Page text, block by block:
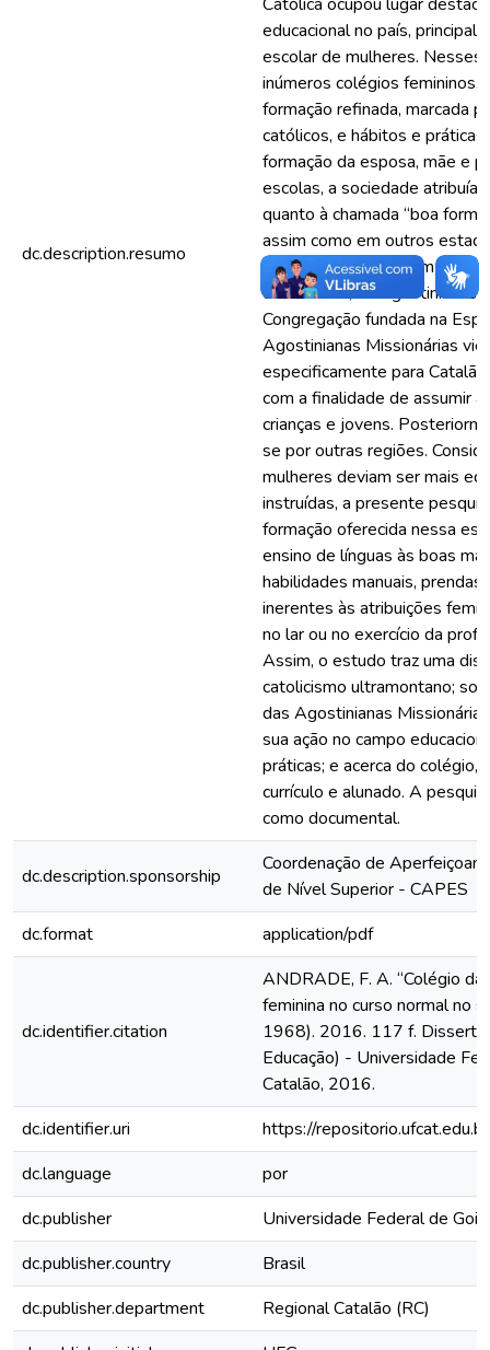
dc.description.resumo
educacional no país,
escolar de mulheres. Nesses
inúmeros colégios femininos,
formação refinada, marcada
católicos, e hábitos e
formação da esposa, mãe e
escolas, a sociedade atribuía
quanto à chamada “boa
assim como em outros
congregações atuaram no
dentre elas, as Agostinianas
Congregação fundada na
Agostinianas Missionárias
especificamente para
com a finalidade de assumir
crianças e jovens.
se por outras regiões.
mulheres deviam ser mais
instruídas, a presente
formação oferecida nessa
ensino de línguas às boas
habilidades manuais,
inerentes às atribuições
no lar ou no exercício da
Assim, o estudo traz uma
catolicismo ultramontano;
das Agostinianas
sua ação no campo
práticas; e acerca do colégio,
currículo e alunado. A
como documental.
dc.description.sponsorship
Coordenação de
de Nível Superior - CAPES
dc.format
application/pdf
dc.identifier.citation
ANDRADE, F. A. “Colégio
feminina no curso normal no
1968). 2016. 117 f.
Educação) - Universidade
Catalão, 2016.
dc.identifier.uri
https://
dc.language
por
dc.publisher
Universidade Federal de
dc.publisher.country
Brasil
dc.publisher.department
Regional Catalão (RC)